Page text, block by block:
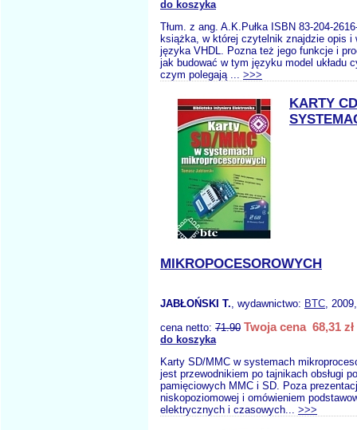
do koszyka
Tłum. z ang. A.K.Pułka ISBN 83-204-
książka, w której czytelnik znajdzie opis i
języka VHDL. Pozna też jego funkcje i
jak budować w tym języku model układu
czym polegają ... >>>
KARTY
MIKROPOCESOROWYCH
JABŁOŃSKI T., wydawnictwo: BTC,
cena netto: 71.90 Twoja cena 68,31 zł
do koszyka
Karty SD/MMC w systemach
jest przewodnikiem po tajnikach obsługi
pamięciowych MMC i SD. Poza
niskopoziomowej i omówieniem
elektrycznych i czasowych... >>>